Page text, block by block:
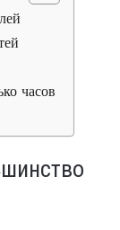
часов